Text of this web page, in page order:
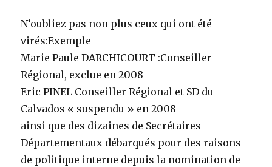
N’oubliez pas non plus ceux qui ont été
virés:Exemple
Marie Paule DARCHICOURT :Conseiller
Régional, exclue en 2008
Eric PINEL Conseiller Régional et SD du
Calvados « suspendu » en 2008
ainsi que des dizaines de Secrétaires
Départementaux débarqués pour des raisons
de politique interne depuis la nomination de